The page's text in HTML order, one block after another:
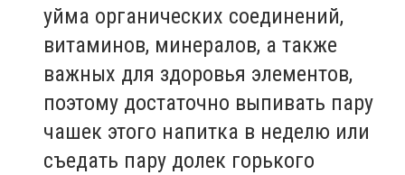
уйма органических соединений,
витаминов, минералов, а также
важных для здоровья элементов,
поэтому достаточно выпивать пару
чашек этого напитка в неделю или
съедать пару долек горького